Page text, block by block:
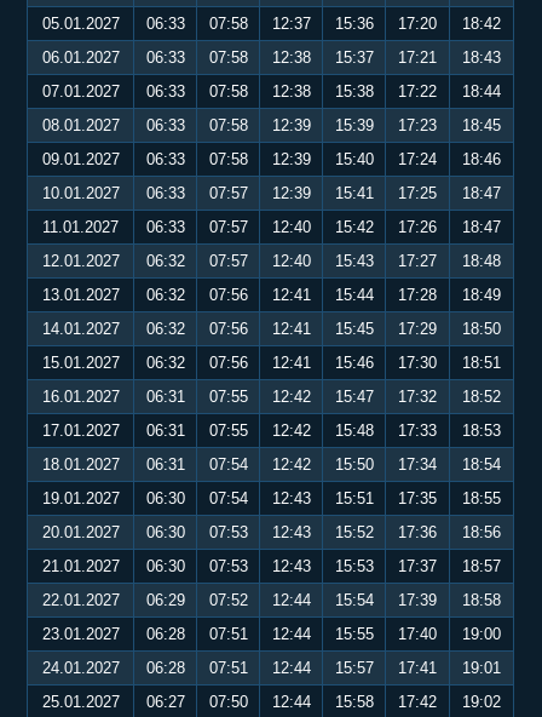
05.01.2027
06:33 07:58 12:37 15:36 17:20
18:42
06.01.2027
06:33 07:58 12:38 15:37 17:21
18:43
07.01.2027
06:33 07:58 12:38 15:38 17:22
18:44
08.01.2027
06:33 07:58 12:39 15:39 17:23
18:45
09.01.2027
06:33 07:58 12:39 15:40 17:24
18:46
10.01.2027
06:33 07:57 12:39 15:41 17:25
18:47
11.01.2027
06:33 07:57 12:40 15:42 17:26
18:47
12.01.2027
06:32 07:57 12:40 15:43 17:27
18:48
13.01.2027
06:32 07:56 12:41 15:44 17:28
18:49
14.01.2027
06:32 07:56 12:41 15:45 17:29
18:50
15.01.2027
06:32 07:56 12:41 15:46 17:30
18:51
16.01.2027
06:31 07:55 12:42 15:47 17:32
18:52
17.01.2027
06:31 07:55 12:42 15:48 17:33
18:53
18.01.2027
06:31 07:54 12:42 15:50 17:34
18:54
19.01.2027
06:30 07:54 12:43 15:51 17:35
18:55
20.01.2027
06:30 07:53 12:43 15:52 17:36
18:56
21.01.2027
06:30 07:53 12:43 15:53 17:37
18:57
22.01.2027
06:29 07:52 12:44 15:54 17:39
18:58
23.01.2027
06:28 07:51 12:44 15:55 17:40
19:00
24.01.2027
06:28 07:51 12:44 15:57 17:41
19:01
25.01.2027
06:27 07:50 12:44 15:58 17:42
19:02